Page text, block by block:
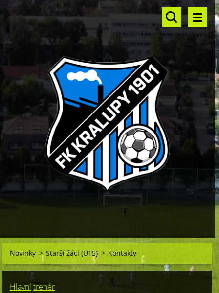
Novinky > Starší žáci (U15) > Kontakty
Hlavnítrenér